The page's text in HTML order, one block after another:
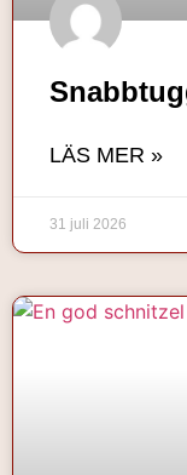
LÄS MER »
31 juli 2026